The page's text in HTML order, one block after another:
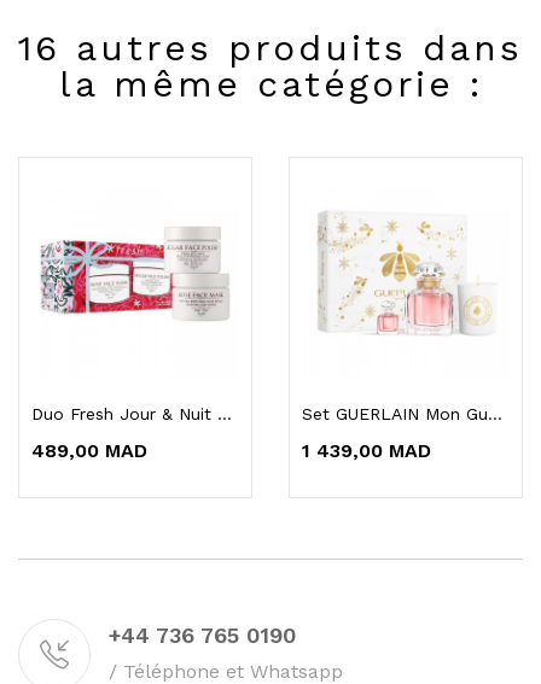
16 autres produits dans
la même catégorie :
Duo Fresh Jour & Nuit De Masques À La Rose Et...
489,00 MAD
Set GUERLAIN Mon Guerlain Eau De Parfum
1 439,00 MAD
+44 736 765 0190
/ Téléphone et Whatsapp